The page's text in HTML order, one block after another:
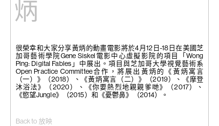
Back to 放映
很榮幸和大家分享黃炳的動畫電影將於4月12日-18日在美國芝
加哥藝術學院Gene Siskel電影中心虛擬影院的項目「Wong
Ping: Digital Fables」中展出。項目與芝加哥大學視覺藝術系
Open Practice Committee合作，將展出黃炳的《黃炳寓言
（一）》（2018）、《黃炳寓言（二）》（2019）、《摩登
沐浴法》（2020）、《你要熱烈地親親爹哋》（2017）、
《慾望Jungle》（2015）和《憂鬱鼻》（2014）。
炳